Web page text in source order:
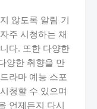
않도록 알림 기
주 시청하는 채
다. 또한 다양한
양한 취향을 만
라마 예능 스포
청할 수 있으며
언제든지 다시